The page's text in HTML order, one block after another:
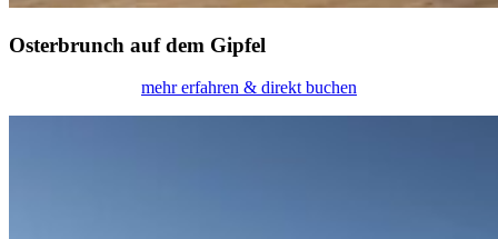
Osterbrunch auf dem Gipfel
mehr erfahren & direkt buchen